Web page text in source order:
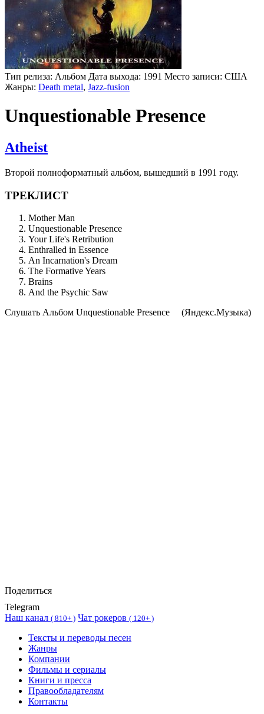
Тип релиза: Альбом Дата выхода: 1991 Место записи: США
Жанры: Death metal, Jazz-fusion
Unquestionable Presence
Atheist
Второй полноформатный альбом, вышедший в 1991 году.
ТРЕКЛИСТ
Mother Man
Unquestionable Presence
Your Life's Retribution
Enthralled in Essence
An Incarnation's Dream
The Formative Years
Brains
And the Psychic Saw
Cлушать Альбом Unquestionable Presence
(Яндекс.Музыка)
Поделиться
Telegram
Наш канал ( 810+ ) Чат рокеров ( 120+ )
Тексты и переводы песен
Жанры
Компании
Фильмы и сериалы
Книги и пресса
Правообладателям
Контакты